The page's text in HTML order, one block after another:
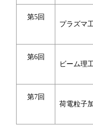
第5回
プラズマ
第6回
ビーム理
第7回
荷電粒子